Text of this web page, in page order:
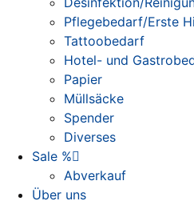
Pflegebedarf/Erste
Tattoobedarf
Hotel- und
Papier
Müllsäcke
Spender
Diverses
Sale %
Abverkauf
Über uns